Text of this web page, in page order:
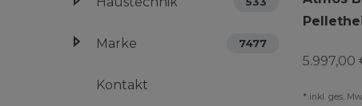
Marke 7477
Kontakt
5.997,00
* inkl. ges.